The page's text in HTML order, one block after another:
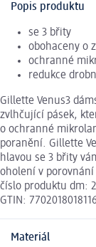
Popis produktu
se 3 břity
obohaceny o
ochranné
redukce
Gillette Venus3
zvlhčující pásek,
o ochranné
poranění. Gillette
hlavou se 3 břity
oholení v porovnání
číslo produktu dm:
GTIN:
Materiál